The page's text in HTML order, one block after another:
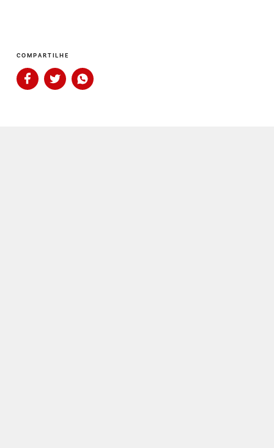
COMPARTILHE